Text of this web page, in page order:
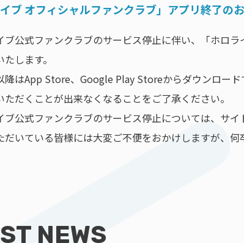
イブ オフィシャルファンクラブ」アプリ終了の
ブ公式ファンクラブのサービス停止に伴い、「ホロ
します。
降はApp Store、Google Play Storeからダウンロー
ただくことが出来なくなることをご了承ください。
ブ公式ファンクラブのサービス停止については、サイ
だいている皆様には大変ご不便をおかけしますが、何
NEWS